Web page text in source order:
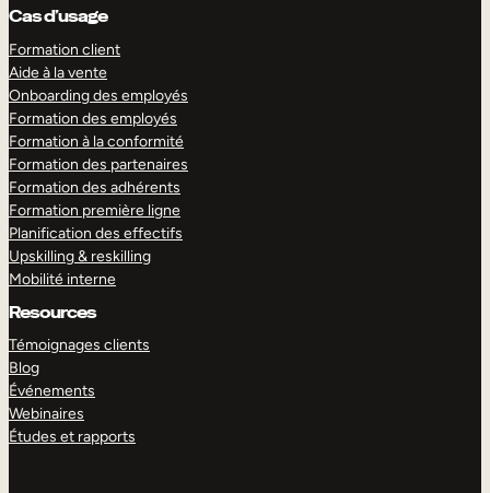
Cas d’usage
Formation client
Aide à la vente
Onboarding des employés
Formation des employés
Formation à la conformité
Formation des partenaires
Formation des adhérents
Formation première ligne
Planification des effectifs
Upskilling & reskilling
Mobilité interne
Resources
Témoignages clients
Blog
Événements
Webinaires
Études et rapports